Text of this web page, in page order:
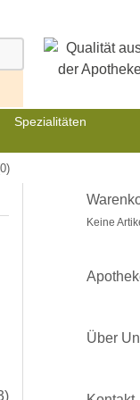
Spezialitäten
Keine
Über